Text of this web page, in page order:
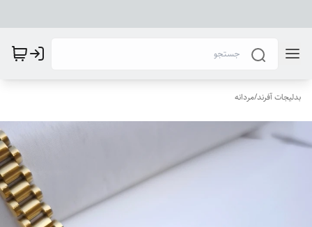
بدلیجات آفرند/مردانه